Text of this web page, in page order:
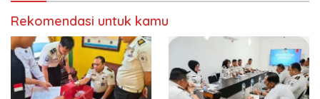
Rekomendasi untuk kamu